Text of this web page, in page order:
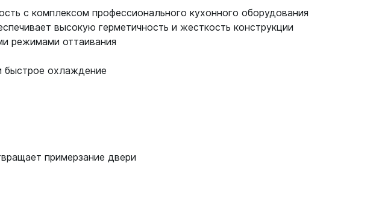
с комплексом профессионального кухонного оборудования
высокую герметичность и жесткость конструкции
режимами оттаивания
быстрое охлаждение
примерзание двери